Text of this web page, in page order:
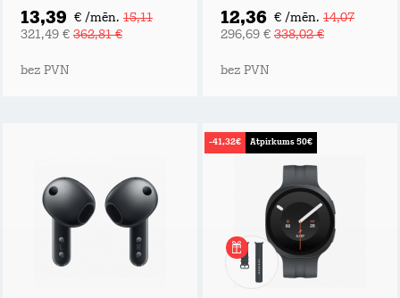
13,39 € /mēn. 15,11
321,49 € 362,81 €
bez PVN
12,36 € /mēn. 14,07
296,69 € 338,02 €
bez PVN
-41,32€ Atpirkums 50€